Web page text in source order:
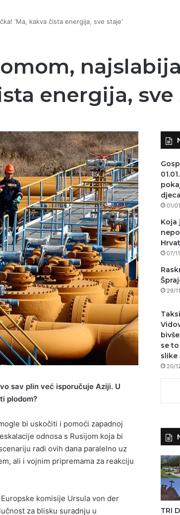
‘Ma, kakva čista energija, sve staje‘
energija, sve
sav plin već isporučuje Aziji. U
plodom?
bi uskočiti i pomoći zapadnoj
odnosa s Rusijom koja bi
radi ovih dana paralelno uz
ali i vojnim pripremama za reakciju
komisije Ursula von der
za blisku suradnju u
01/
Koja
07/
29/
se
slike
20/
TRI